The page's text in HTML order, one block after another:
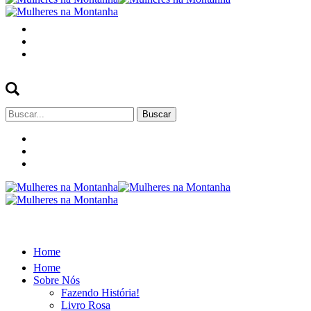
Buscar
por:
Home
Home
Sobre Nós
Fazendo História!
Livro Rosa